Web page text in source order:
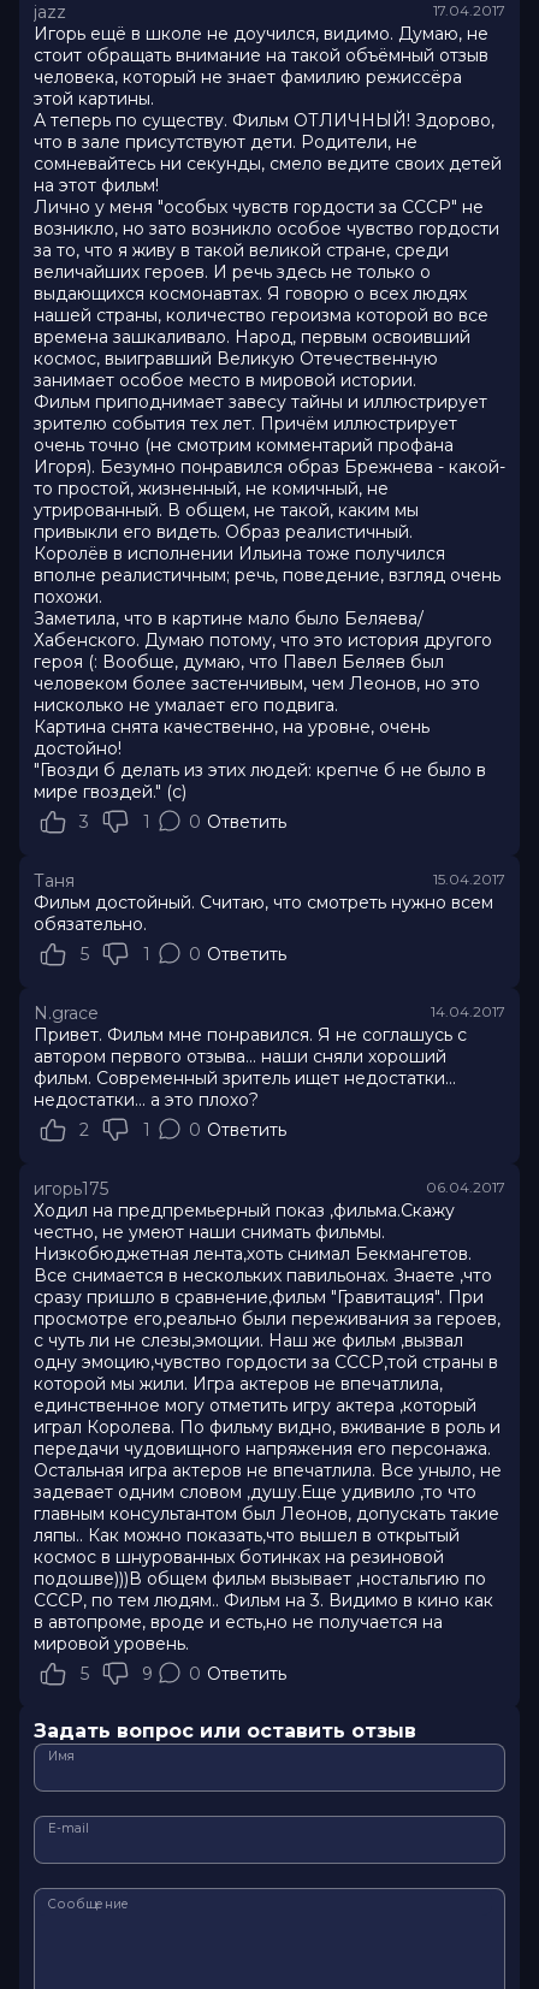
jazz 17.04.2017
Игорь ещё в школе не доучился, видимо. Думаю, не
стоит обращать внимание на такой объёмный отзыв
человека, который не знает фамилию режиссёра
этой картины.
А теперь по существу. Фильм ОТЛИЧНЫЙ! Здорово,
что в зале присутствуют дети. Родители, не
сомневайтесь ни секунды, смело ведите своих детей
на этот фильм!
Лично у меня "особых чувств гордости за СССР" не
возникло, но зато возникло особое чувство гордости
за то, что я живу в такой великой стране, среди
величайших героев. И речь здесь не только о
выдающихся космонавтах. Я говорю о всех людях
нашей страны, количество героизма которой во все
времена зашкаливало. Народ, первым освоивший
космос, выигравший Великую Отечественную
занимает особое место в мировой истории.
Фильм приподнимает завесу тайны и иллюстрирует
зрителю события тех лет. Причём иллюстрирует
очень точно (не смотрим комментарий профана
Игоря). Безумно понравился образ Брежнева - какой-
то простой, жизненный, не комичный, не
утрированный. В общем, не такой, каким мы
привыкли его видеть. Образ реалистичный.
Королёв в исполнении Ильина тоже получился
вполне реалистичным; речь, поведение, взгляд очень
похожи.
Заметила, что в картине мало было Беляева/
Хабенского. Думаю потому, что это история другого
героя (: Вообще, думаю, что Павел Беляев был
человеком более застенчивым, чем Леонов, но это
нисколько не умалает его подвига.
Картина снята качественно, на уровне, очень
достойно!
"Гвозди б делать из этих людей: крепче б не было в
мире гвоздей." (с)
3
1 0 Ответить
Таня 15.04.2017
Фильм достойный. Считаю, что смотреть нужно всем
обязательно.
5
1 0 Ответить
N.grace 14.04.2017
Привет. Фильм мне понравился. Я не соглашусь с
автором первого отзыва... наши сняли хороший
фильм. Современный зритель ищет недостатки...
недостатки... а это плохо?
2
1 0 Ответить
игорь175 06.04.2017
Ходил на предпремьерный показ ,фильма.Скажу
честно, не умеют наши снимать фильмы.
Низкобюджетная лента,хоть снимал Бекмангетов.
Все снимается в нескольких павильонах. Знаете ,что
сразу пришло в сравнение,фильм "Гравитация". При
просмотре его,реально были переживания за героев,
с чуть ли не слезы,эмоции. Наш же фильм ,вызвал
одну эмоцию,чувство гордости за СССР,той страны в
которой мы жили. Игра актеров не впечатлила,
единственное могу отметить игру актера ,который
играл Королева. По фильму видно, вживание в роль и
передачи чудовищного напряжения его персонажа.
Остальная игра актеров не впечатлила. Все уныло, не
задевает одним словом ,душу.Еще удивило ,то что
главным консультантом был Леонов, допускать такие
ляпы.. Как можно показать,что вышел в открытый
космос в шнурованных ботинках на резиновой
подошве)))В общем фильм вызывает ,ностальгию по
СССР, по тем людям.. Фильм на 3. Видимо в кино как
в автопроме, вроде и есть,но не получается на
мировой уровень.
5
9 0 Ответить
Задать вопрос или оставить отзыв
Имя
E-mail
Сообщение